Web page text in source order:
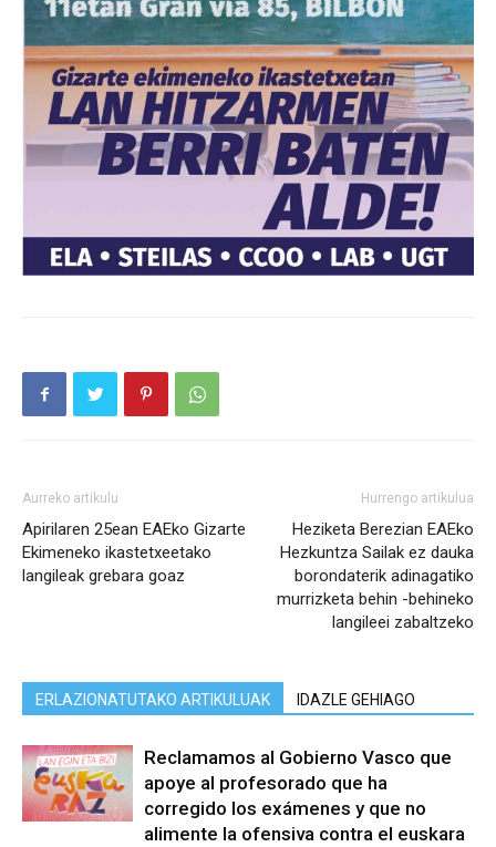
Aurreko artikulu
Apirilaren 25ean EAEko Gizarte
Ekimeneko ikastetxeetako
langileak grebara goaz
Hurrengo artikulua
Heziketa Berezian EAEko
Hezkuntza Sailak ez dauka
borondaterik adinagatiko
murrizketa behin -behineko
langileei zabaltzeko
ERLAZIONATUTAKO ARTIKULUAK IDAZLE GEHIAGO
Reclamamos al Gobierno Vasco que
apoye al profesorado que ha
corregido los exámenes y que no
alimente la ofensiva contra el euskara